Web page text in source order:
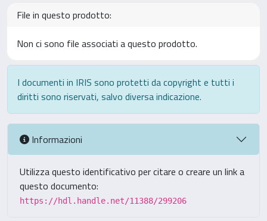
File in questo prodotto:
Non ci sono file associati a questo prodotto.
I documenti in IRIS sono protetti da copyright e tutti i
diritti sono riservati, salvo diversa indicazione.
Informazioni
Utilizza questo identificativo per citare o creare un link a
questo documento:
https://hdl.handle.net/11388/299206